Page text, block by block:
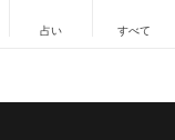
占い すべて